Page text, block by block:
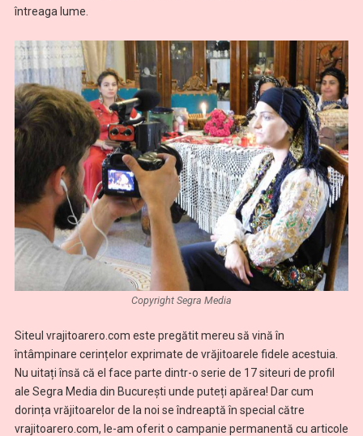
întreaga lume.
Copyright Segra Media
Siteul vrajitoarero.com este pregătit mereu să vină în
întâmpinare cerințelor exprimate de vrăjitoarele fidele acestuia.
Nu uitați însă că el face parte dintr-o serie de 17 siteuri de profil
ale Segra Media din București unde puteți apărea! Dar cum
dorința vrăjitoarelor de la noi se îndreaptă în special către
vrajitoarero.com, le-am oferit o campanie permanentă cu articole